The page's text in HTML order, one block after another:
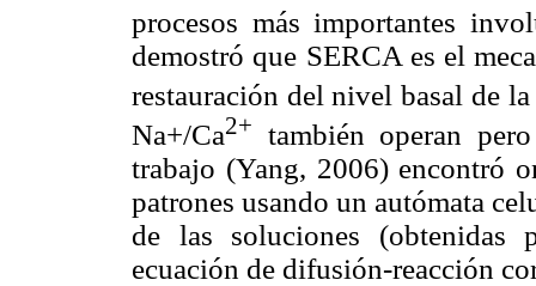
procesos más importantes
demostró que SERCA es el
restauración del nivel basal de
Na+/Ca2+
también operan
trabajo (Yang, 2006) encontró
patrones usando un autómata
de las soluciones
ecuación de difusión-reacción